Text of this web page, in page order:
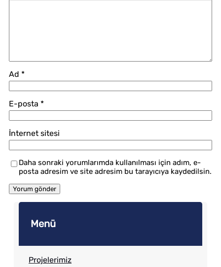
Ad *
E-posta *
İnternet sitesi
Daha sonraki yorumlarımda kullanılması için adım, e-
posta adresim ve site adresim bu tarayıcıya kaydedilsin.
Menü
Projelerimiz